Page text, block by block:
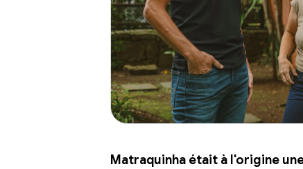
Matraquinha était à l'origine